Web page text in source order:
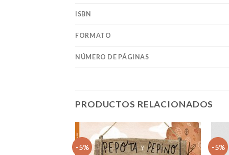
ISBN
FORMATO
NÚMERO DE PÁGINAS
PRODUCTOS RELACIONADOS
-5%
Añadir
a la
-5%